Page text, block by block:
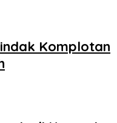
Komplotan